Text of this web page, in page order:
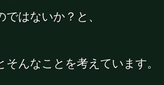
はないか？と、
そんなことを考えています。